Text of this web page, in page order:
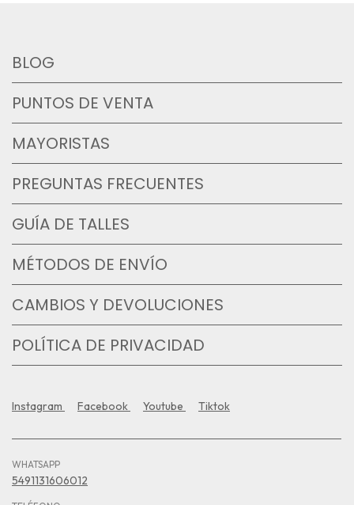
BLOG
PUNTOS DE VENTA
MAYORISTAS
PREGUNTAS FRECUENTES
GUÍA DE TALLES
MÉTODOS DE ENVÍO
CAMBIOS Y DEVOLUCIONES
POLÍTICA DE PRIVACIDAD
Instagram Facebook Youtube Tiktok
WHATSAPP
5491131606012